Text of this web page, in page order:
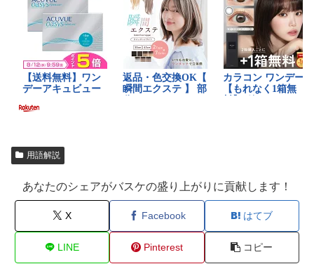
用語解説
あなたのシェアがバスケの盛り上がりに貢献します！
X Facebook はてブ
LINE Pinterest コピー